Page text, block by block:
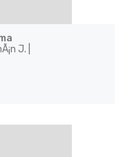
J. |